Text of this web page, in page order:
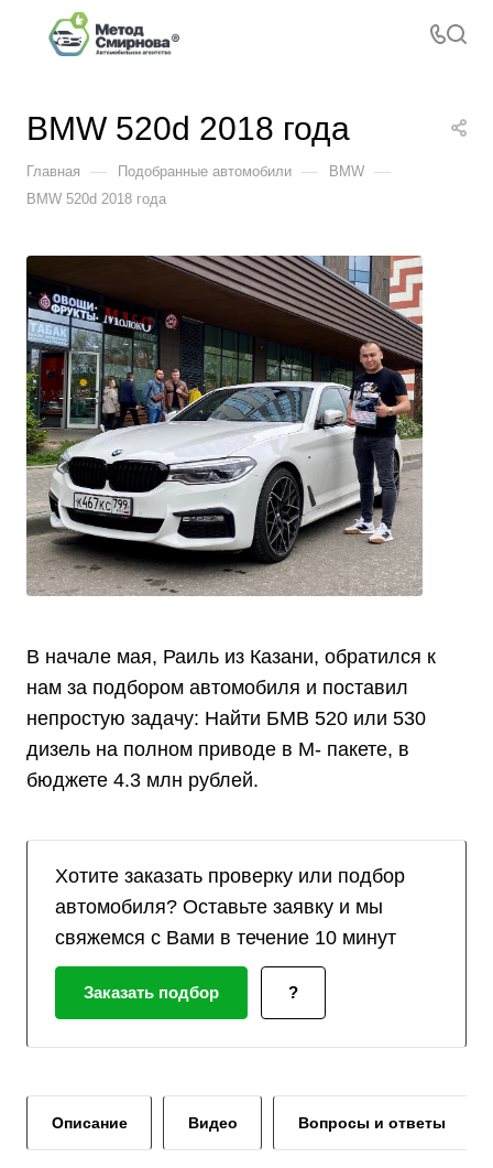
BMW 520d 2018 года
Главная — Подобранные автомобили — BMW —
BMW 520d 2018 года
В начале мая, Раиль из Казани, обратился к
нам за подбором автомобиля и поставил
непростую задачу: Найти БМВ 520 или 530
дизель на полном приводе в М- пакете, в
бюджете 4.3 млн рублей.
Хотите заказать проверку или подбор
автомобиля? Оставьте заявку и мы
свяжемся с Вами в течение 10 минут
Заказать подбор ?
Описание Видео Вопросы и ответы